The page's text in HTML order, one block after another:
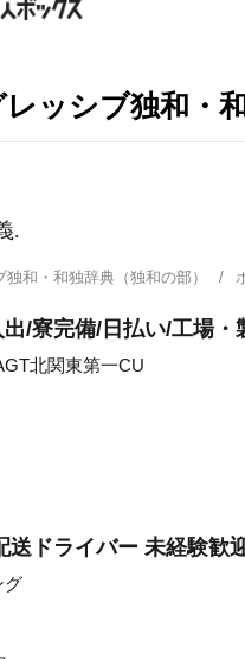
ッシブ独和・
.
和・和独辞典（独和の部）
/寮完備/日払い/工場・
北関東第一CU
送ドライバー 未経験
グ